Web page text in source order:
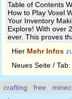
Table of Contents
How to Play Voxel
Your Inventory
Explore! With over
ever. This proves
Hier Mehr Infos
Neues Seite / Tab:
crafting free